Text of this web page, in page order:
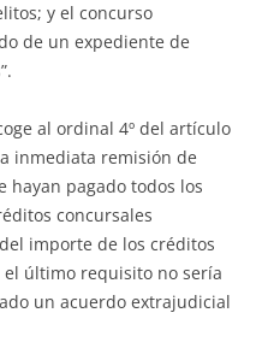
y el concurso
de un expediente de
al ordinal 4º del artículo
inmediata remisión de
hayan pagado todos los
concursales
importe de los créditos
último requisito no sería
un acuerdo extrajudicial